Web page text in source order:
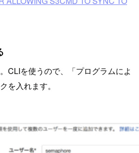
CLIを使うので、「プログラムによ
を入れます。